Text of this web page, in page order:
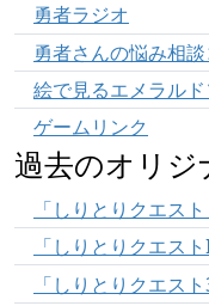
勇者ラジオ
勇者さんの悩み相
絵で見るエメラル
ゲームリンク
過去のオリジ
「しりとりクエスト
「しりとりクエスト
「しりとりクエスト